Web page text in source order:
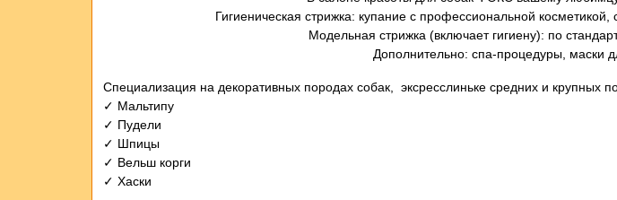
Специализация на декоративных породах собак, эксресслиньке средних и крупных
✓ Мальтипу
✓ Пудели
✓ Шпицы
✓ Вельш корги
✓ Хаски